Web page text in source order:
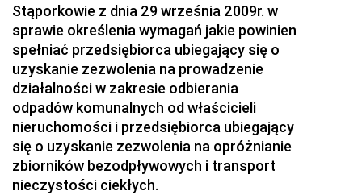
Dziennik Urzędowy Komendy Głównej Straży
Granicznej
Dziennik Urzędowy Głównego Inspektoratu Transportu
Drogowego
Dziennik Urzędowy Narodowego Banku Polskiego
Dziennik Urzędowy Komendy Głównej Policji
Dziennik Urzędowy Ministra Pracy i Polityki
Społecznej
Stąporkowie z dnia 29 września 2009r. w
sprawie określenia wymagań jakie powinien
spełniać przedsiębiorca ubiegający się o
uzyskanie zezwolenia na prowadzenie
działalności w zakresie odbierania
odpadów komunalnych od właścicieli
nieruchomości i przedsiębiorca ubiegający
się o uzyskanie zezwolenia na opróżnianie
zbiorników bezodpływowych i transport
nieczystości ciekłych.